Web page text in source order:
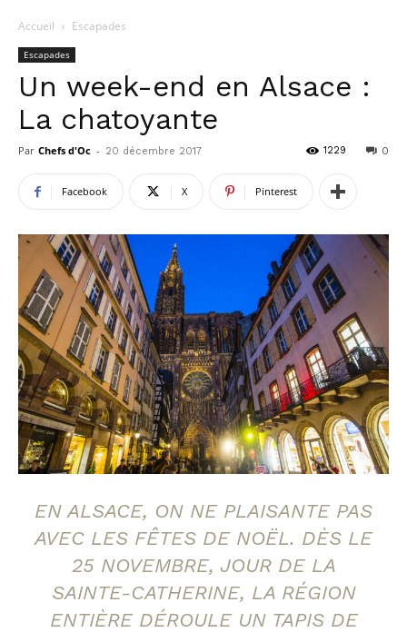
Accueil Escapades
Escapades
Un week-end en Alsace :
La chatoyante
Par Chefs d'Oc - 20 décembre 2017 0
1229
Facebook X Pinterest
EN ALSACE, ON NE PLAISANTE PAS
AVEC LES FÊTES DE NOËL. DÈS LE
25 NOVEMBRE, JOUR DE LA
SAINTE-CATHERINE, LA RÉGION
ENTIÈRE DÉROULE UN TAPIS DE